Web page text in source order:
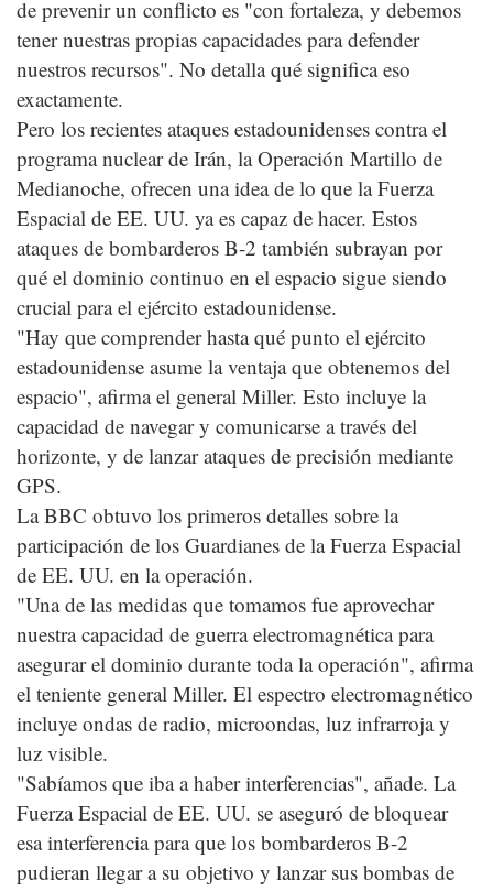
de prevenir un conflicto es "con fortaleza, y debemos
tener nuestras propias capacidades para defender
nuestros recursos". No detalla qué significa eso
exactamente.
Pero los recientes ataques estadounidenses contra el
programa nuclear de Irán, la Operación Martillo de
Medianoche, ofrecen una idea de lo que la Fuerza
Espacial de EE. UU. ya es capaz de hacer. Estos
ataques de bombarderos B-2 también subrayan por
qué el dominio continuo en el espacio sigue siendo
crucial para el ejército estadounidense.
"Hay que comprender hasta qué punto el ejército
estadounidense asume la ventaja que obtenemos del
espacio", afirma el general Miller. Esto incluye la
capacidad de navegar y comunicarse a través del
horizonte, y de lanzar ataques de precisión mediante
GPS.
La BBC obtuvo los primeros detalles sobre la
participación de los Guardianes de la Fuerza Espacial
de EE. UU. en la operación.
"Una de las medidas que tomamos fue aprovechar
nuestra capacidad de guerra electromagnética para
asegurar el dominio durante toda la operación", afirma
el teniente general Miller. El espectro electromagnético
incluye ondas de radio, microondas, luz infrarroja y
luz visible.
"Sabíamos que iba a haber interferencias", añade. La
Fuerza Espacial de EE. UU. se aseguró de bloquear
esa interferencia para que los bombarderos B-2
pudieran llegar a su objetivo y lanzar sus bombas de